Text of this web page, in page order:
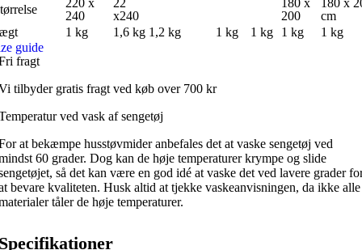
240
x240
200
cm
1 kg 1,6 kg 1,2 kg 1 kg 1 kg 1 kg
1 kg
guide
fragt
tilbyder gratis fragt ved køb over 700 kr
ved vask af sengetøj
at bekæmpe husstøvmider anbefales det at vaske sengetøj ved
60 grader. Dog kan de høje temperaturer krympe og slide
så det kan være en god idé at vaske det ved lavere grader
bevare kvaliteten. Husk altid at tjekke vaskeanvisningen, da ikke alle
tåler de høje temperaturer.